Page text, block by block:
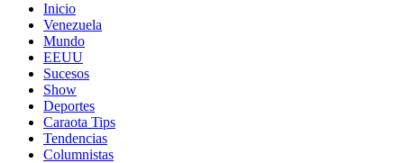
Inicio
Venezuela
Mundo
EEUU
Sucesos
Show
Deportes
Caraota Tips
Tendencias
Columnistas